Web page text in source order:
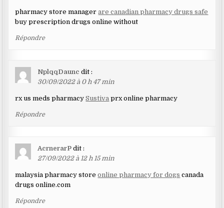
pharmacy store managerare canadian pharmacy drugs safe
buy prescription drugs online without
Répondre
NplqqDaunc dit :
30/09/2022 à 0 h 47 min
rx us meds pharmacySustiva prx online pharmacy
Répondre
AcrnerarP dit :
27/09/2022 à 12 h 15 min
malaysia pharmacy storeonline pharmacy for dogs canada
drugs online.com
Répondre